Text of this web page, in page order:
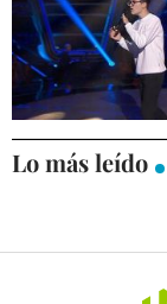
Lo más leído